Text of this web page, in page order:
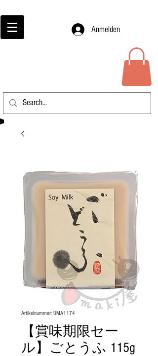
Anmelden
Artikelnummer: UMA1174
【賞味期限セー
ル】ごとうふ 115g